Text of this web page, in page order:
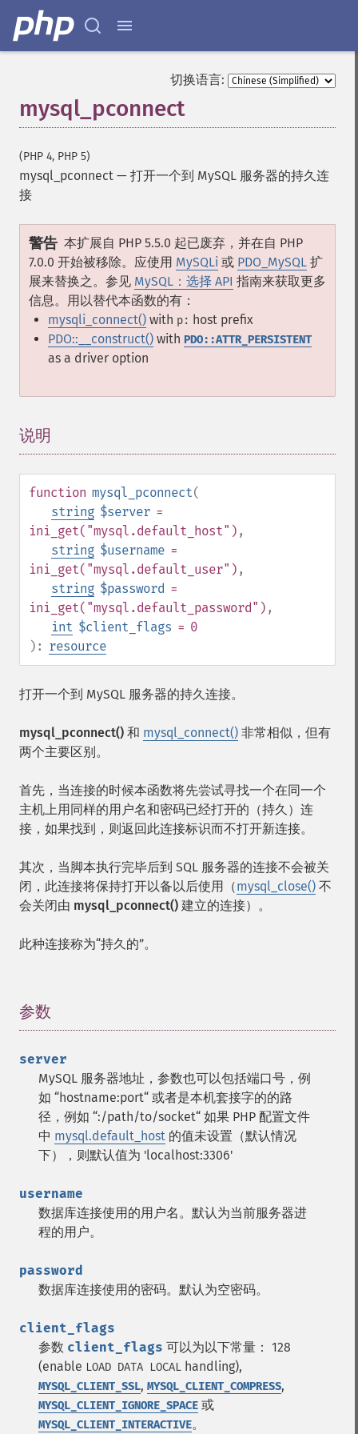
切换语言:
mysql_pconnect
(PHP 4, PHP 5)
mysql_pconnect — 打开一个到 MySQL 服务器的持久连
接
警告 本扩展自 PHP 5.5.0 起已废弃，并在自 PHP
7.0.0 开始被移除。应使用 MySQLi 或 PDO_MySQL 扩
展来替换之。参见 MySQL：选择 API 指南来获取更多
信息。用以替代本函数的有：
mysqli_connect() with p: host prefix
PDO::__construct() with PDO::ATTR_PERSISTENT
as a driver option
说明
function mysql_pconnect(
string $server =
ini_get("mysql.default_host") ,
string $username =
ini_get("mysql.default_user") ,
string $password =
ini_get("mysql.default_password") ,
int $client_flags = 0
): resource
打开一个到 MySQL 服务器的持久连接。
mysql_pconnect() 和 mysql_connect() 非常相似，但有
两个主要区别。
首先，当连接的时候本函数将先尝试寻找一个在同一个
主机上用同样的用户名和密码已经打开的（持久）连
接，如果找到，则返回此连接标识而不打开新连接。
其次，当脚本执行完毕后到 SQL 服务器的连接不会被关
闭，此连接将保持打开以备以后使用（mysql_close() 不
会关闭由 mysql_pconnect() 建立的连接）。
此种连接称为“持久的”。
参数
server
MySQL 服务器地址，参数也可以包括端口号，例
如 “hostname:port“ 或者是本机套接字的的路
径，例如 “:/path/to/socket“ 如果 PHP 配置文件
中 mysql.default_host 的值未设置（默认情况
下），则默认值为 'localhost:3306'
username
数据库连接使用的用户名。默认为当前服务器进
程的用户。
password
数据库连接使用的密码。默认为空密码。
client_flags
参数 client_flags 可以为以下常量： 128
(enable LOAD DATA LOCAL handling),
MYSQL_CLIENT_SSL, MYSQL_CLIENT_COMPRESS,
MYSQL_CLIENT_IGNORE_SPACE 或
MYSQL_CLIENT_INTERACTIVE。